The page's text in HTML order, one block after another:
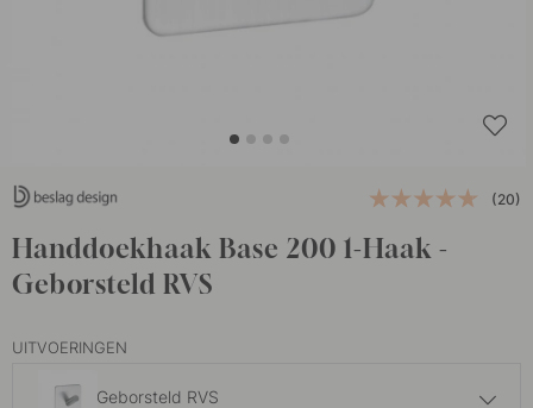
(20)
Handdoekhaak Base 200 1-Haak -
Geborsteld RVS
UITVOERINGEN
Geborsteld RVS